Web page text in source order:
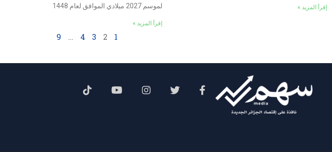
إقرأ المزيد »
لموسم 2027 ميلادي الموافق لعام 1448
إقرأ المزيد »
1
2
3
4
…
9
Social Menu